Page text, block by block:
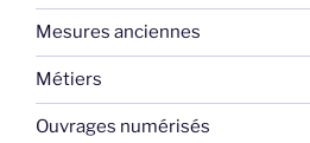
Mesures anciennes
Métiers
Ouvrages numérisés